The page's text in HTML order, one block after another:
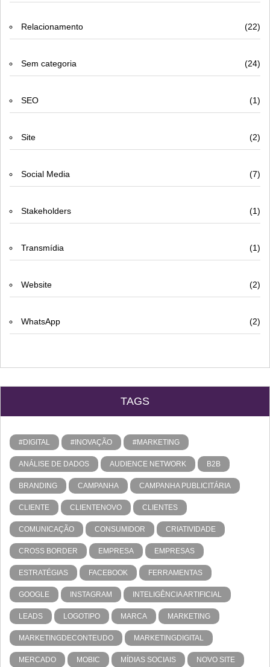
Relacionamento (22)
Sem categoria (24)
SEO (1)
Site (2)
Social Media (7)
Stakeholders (1)
Transmídia (1)
Website (2)
WhatsApp (2)
TAGS
#DIGITAL #INOVAÇÃO #MARKETING
ANÁLISE DE DADOS AUDIENCE NETWORK B2B
BRANDING CAMPANHA CAMPANHA PUBLICITÁRIA
CLIENTE CLIENTENOVO CLIENTES
COMUNICAÇÃO CONSUMIDOR CRIATIVIDADE
CROSS BORDER EMPRESA EMPRESAS
ESTRATÉGIAS FACEBOOK FERRAMENTAS
GOOGLE INSTAGRAM INTELIGÊNCIA ARTIFICIAL
LEADS LOGOTIPO MARCA MARKETING
MARKETINGDECONTEUDO MARKETINGDIGITAL
MERCADO MOBIC MÍDIAS SOCIAIS NOVO SITE